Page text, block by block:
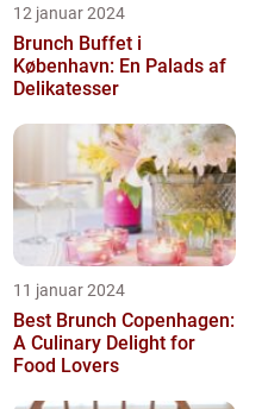
12 januar 2024
Brunch Buffet i
København: En Palads af
Delikatesser
11 januar 2024
Best Brunch Copenhagen:
A Culinary Delight for
Food Lovers